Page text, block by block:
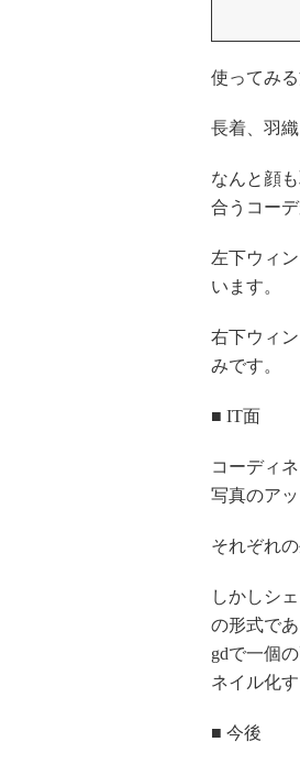
使ってみ
長着、羽
なんと顔
合うコー
左下ウィ
います。
右下ウィ
みです。
■ IT面
コーディ
写真のア
それぞれ
しかしシ
の形式で
gdで一個
ネイル化
■ 今後